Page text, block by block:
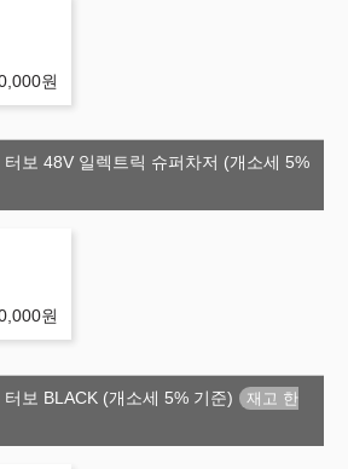
원
보 48V 일렉트릭 슈퍼차저 (개소세 5%
원
보 BLACK (개소세 5% 기준)